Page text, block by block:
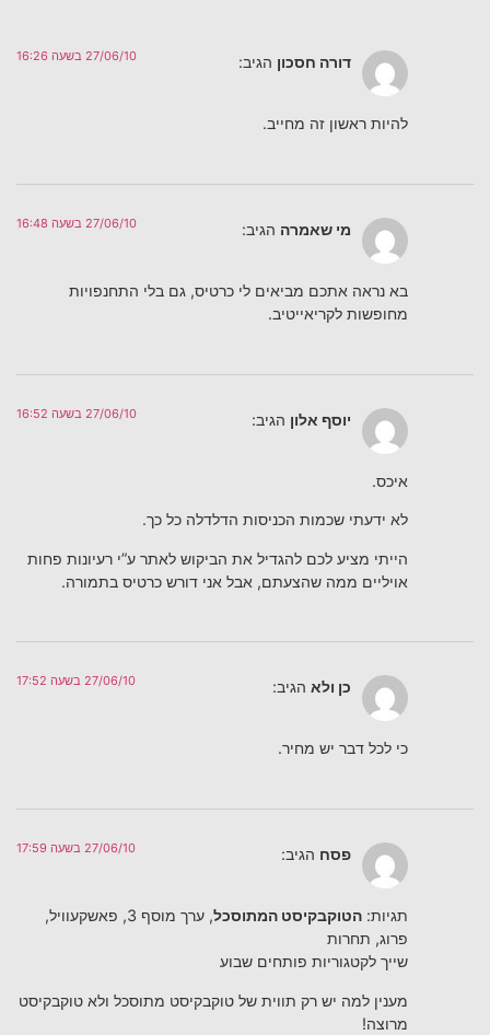
דורה חסכון הגיב: 27/06/10 בשעה 16:26
להיות ראשון זה מחייב.
מי שאמרה הגיב: 27/06/10 בשעה 16:48
בא נראה אתכם מביאים לי כרטיס, גם בלי התחנפויות
מחופשות לקריאייטיב.
יוסף אלון הגיב: 27/06/10 בשעה 16:52
איכס.
לא ידעתי שכמות הכניסות הדלדלה כל כך.
הייתי מציע לכם להגדיל את הביקוש לאתר ע”י רעיונות פחות
אויליים ממה שהצעתם, אבל אני דורש כרטיס בתמורה.
כן ולא הגיב: 27/06/10 בשעה 17:52
כי לכל דבר יש מחיר.
פסח הגיב: 27/06/10 בשעה 17:59
תגיות: הטוקבקיסט המתוסכל
, ערך מוסף 3, פאשקעוויל,
פרוג, תחרות
שייך לקטגוריות פותחים שבוע
מענין למה יש רק תווית של טוקבקיסט מתוסכל ולא טוקבקיסט
מרוצה!